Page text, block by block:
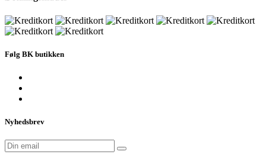
Følg BK butikken
Nyhedsbrev